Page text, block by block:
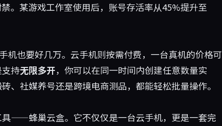
。某游戏工作室使用后，账号存活率从45%提升至
机也要好几万。云手机则按需付费，一台真机的价格可
持无限多开，你可以在同一时间内创建任意数量实
、社媒养号还是跨境电商测品，都能轻松批量操作。
具——蜂巢云盒。它不仅仅是一台云手机，更是一套完